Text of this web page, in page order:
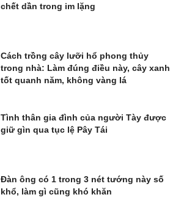
chết dần trong im lặng
Cách trồng cây lưỡi hổ phong thủy
trong nhà: Làm đúng điều này, cây xanh
tốt quanh năm, không vàng lá
Tình thân gia đình của người Tày được
giữ gìn qua tục lệ Pây Tái
Đàn ông có 1 trong 3 nét tướng này số
khổ, làm gì cũng khó khăn